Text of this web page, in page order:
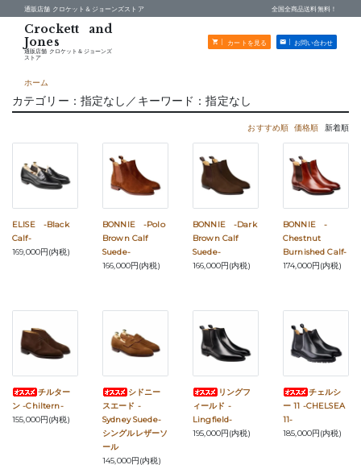
通販店舗 クロケット＆ジョーンズ
ストア
カートを見る お問い合わせ
通販店舗 クロケット＆ジョーンズストア 全国全商品送料無料！
ホーム
カテゴリー：指定なし／キーワード：指定なし
おすすめ順 価格順 新着順
ELISE -Black
Calf-
169,000円(内税)
BONNIE -Polo
Brown Calf
Suede-
166,000円(内税)
BONNIE -Dark
Brown Calf
Suede-
166,000円(内税)
BONNIE -
Chestnut
Burnished Calf-
174,000円(内税)
チルター
ン -Chiltern-
155,000円(内税)
シドニー
スエード -
Sydney Suede-
シングルレザーソ
ール
145,000円(内税)
リングフ
ィールド -
Lingfield-
195,000円(内税)
チェルシ
ー 11 -CHELSEA
11-
185,000円(内税)